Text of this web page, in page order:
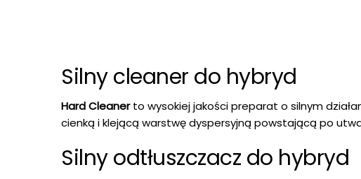
Silny cleaner do hybryd
Hard Cleanerto wysokiej jakości preparat o silnym
cienką i klejącą warstwę dyspersyjną powstającą po
Silny odtłuszczacz do hybryd